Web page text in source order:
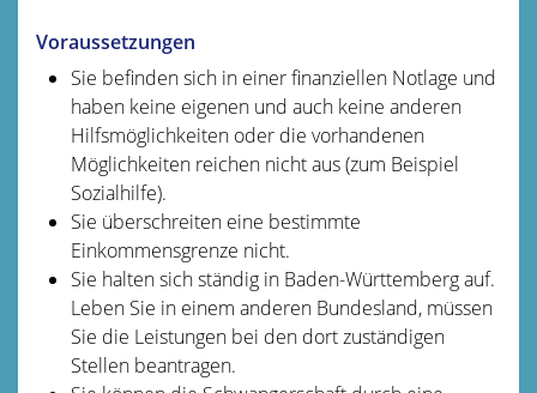
Voraussetzungen
Sie befinden sich in einer finanziellen Notlage und
haben keine eigenen und auch keine anderen
Hilfsmöglichkeiten oder die vorhandenen
Möglichkeiten reichen nicht aus (zum Beispiel
Sozialhilfe).
Sie überschreiten eine bestimmte
Einkommensgrenze nicht.
Sie halten sich ständig in Baden-Württemberg auf.
Leben Sie in einem anderen Bundesland, müssen
Sie die Leistungen bei den dort zuständigen
Stellen beantragen.